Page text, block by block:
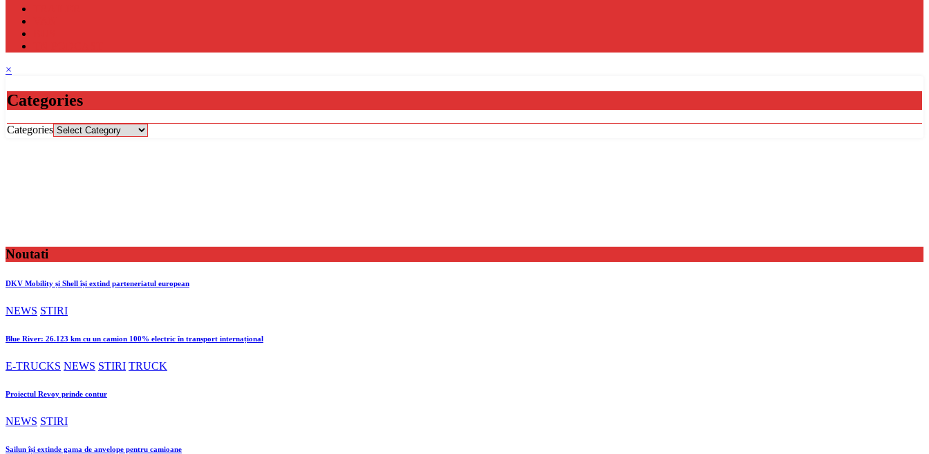
×
Categories
Categories
Noutati
DKV Mobility și Shell își extind parteneriatul european
NEWS STIRI
Blue River: 26.123 km cu un camion 100% electric în transport internațional
E-TRUCKS NEWS STIRI TRUCK
Proiectul Revoy prinde contur
NEWS STIRI
Sailun își extinde gama de anvelope pentru camioane